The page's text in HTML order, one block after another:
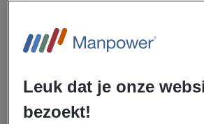
Uitzendbureau Manpower zoekt
voor een bedrijf in Hoogeveen.
een veilige en schone werkomgeving
locaties. Je taken bestaan onder
Leuk dat je onze
bezoekt!